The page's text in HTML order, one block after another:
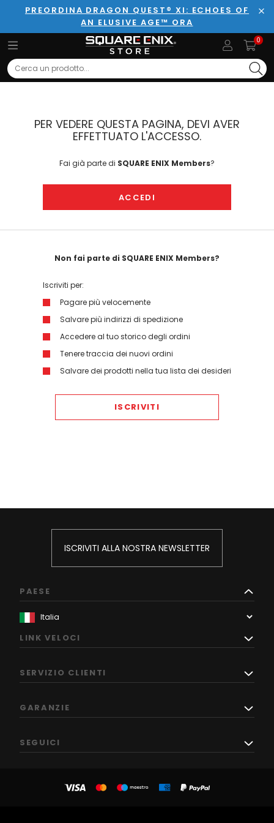
PREORDINA DRAGON QUEST® XI: ECHOES OF
AN ELUSIVE AGE™ ORA
0
Search
PER VEDERE QUESTA PAGINA, DEVI AVER
EFFETTUATO L'ACCESSO.
Fai già parte di SQUARE ENIX Members?
ACCEDI
Non fai parte di SQUARE ENIX Members?
Iscriviti per:
Pagare più velocemente
Salvare più indirizzi di spedizione
Accedere al tuo storico degli ordini
Tenere traccia dei nuovi ordini
Salvare dei prodotti nella tua lista dei desideri
ISCRIVITI
ISCRIVITI ALLA NOSTRA NEWSLETTER
PAESE
LINK VELOCI
SERVIZIO CLIENTI
GARANZIE
SEGUICI